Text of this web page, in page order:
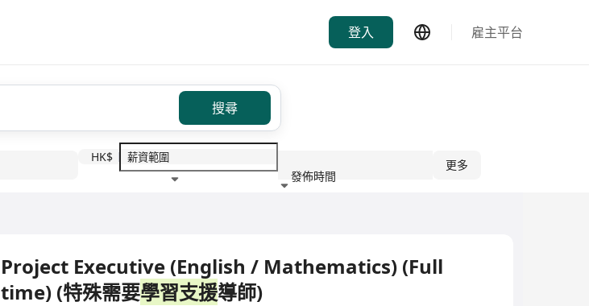
登入 雇主平台
搜尋
HK$
發佈時間
更多
Project Executive (English / Mathematics) (Full
time) (特殊需要學習支援導師)